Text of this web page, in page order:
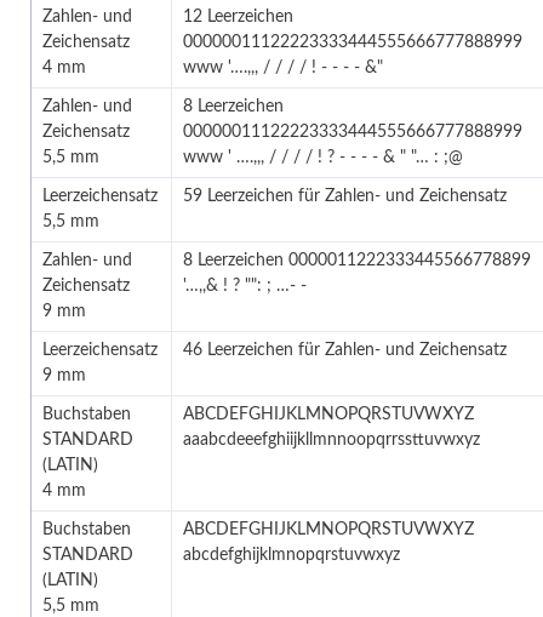
Zahlen- und
Zeichensatz
4 mm
12 Leerzeichen
00000011122223333444555666777888999
www '….,,, / / / / ! - - - - &"
Zahlen- und
Zeichensatz
5,5 mm
8 Leerzeichen
00000011122223333444555666777888999
www ' ….,,, / / / / ! ? - - - - & " "… : ;@
Leerzeichensatz
5,5 mm
59 Leerzeichen für Zahlen- und Zeichensatz
Zahlen- und
Zeichensatz
9 mm
8 Leerzeichen 0000011222333445566778899
'…,,& ! ? "": ; …- -
Leerzeichensatz
9 mm
46 Leerzeichen für Zahlen- und Zeichensatz
Buchstaben
STANDARD
(LATIN)
4 mm
ABCDEFGHIJKLMNOPQRSTUVWXYZ
aaabcdeeefghiijkllmnnoopqrrssttuvwxyz
Buchstaben
STANDARD
(LATIN)
5,5 mm
ABCDEFGHIJKLMNOPQRSTUVWXYZ
abcdefghijklmnopqrstuvwxyz